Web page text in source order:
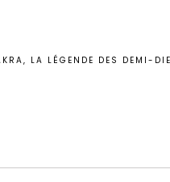
LA LÉGENDE DES DEMI-